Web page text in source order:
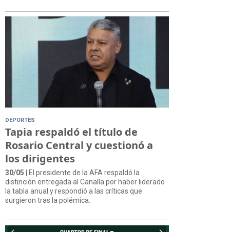
DEPORTES
Tapia respaldó el título de
Rosario Central y cuestionó a
los dirigentes
30/05 | El presidente de la AFA respaldó la
distinción entregada al Canalla por haber liderado
la tabla anual y respondió a las críticas que
surgieron tras la polémica.